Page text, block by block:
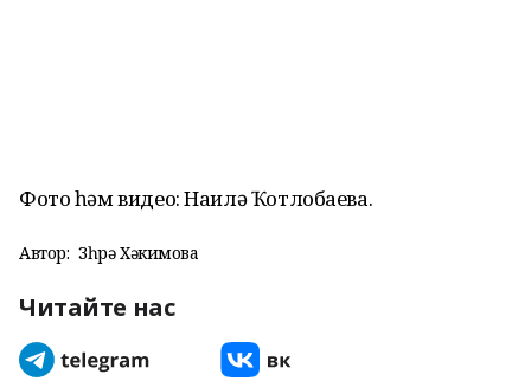
Фото һәм видео: Наилә Ҡотлобаева.
Автор: Зөһрә Хәкимова
Читайте нас